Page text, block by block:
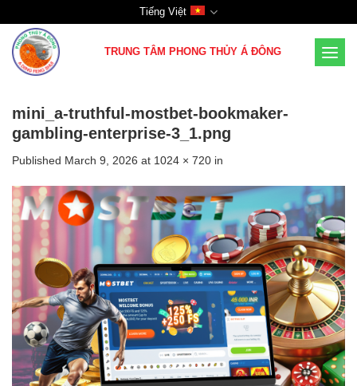
to
content
Tiếng Việt
TRUNG TÂM PHONG THỦY Á ĐÔNG
mini_a-truthful-mostbet-bookmaker-
gambling-enterprise-3_1.png
Published March 9, 2026 at 1024 × 720 in